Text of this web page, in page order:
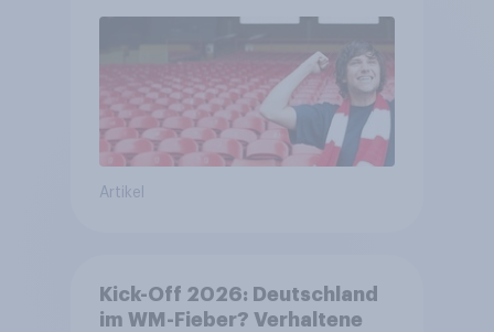
Artikel
Kick-Off 2026: Deutschland
im WM-Fieber? Verhaltene